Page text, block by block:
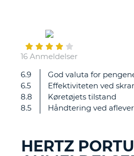
16 Anmeldelser
6.9
6.5
8.8
8.5
God valuta for
Effektiviteten ved
Køretøjets tilstand
Håndtering ved
HERTZ